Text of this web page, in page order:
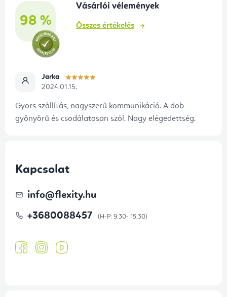
e
m
98 %
Vásárlói vélemények
Összes értékelés
Jarka
2024.01.15.
Gyors szállítás, nagyszerű kommunikáció. A dob
gyönyörű és csodálatosan szól. Nagy elégedettség.
Kapcsolat
info@flexity.hu
+3680088457